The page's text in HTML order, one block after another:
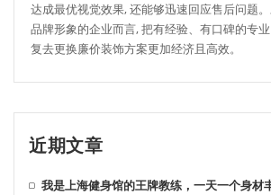
达成最优视觉效果, 还能够迅速回应售后问题
品牌形象的企业而言, 把有经验、有口碑的专
复去更换廉价装饰方案更加经济且高效。
近期文章
我是上海健身馆的王牌教练，一天一个身材